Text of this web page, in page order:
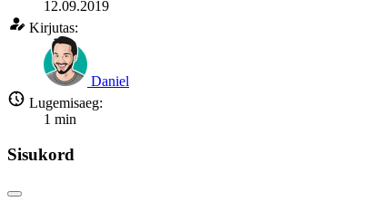
12.09.2019
Kirjutas:
Daniel
Lugemisaeg:
1 min
Sisukord